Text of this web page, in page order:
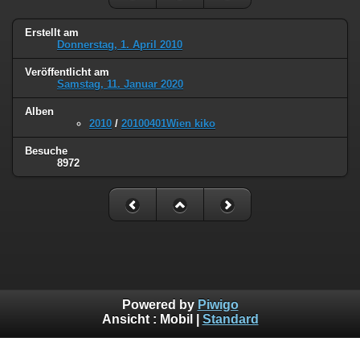
Erstellt am
Donnerstag, 1. April 2010
Veröffentlicht am
Samstag, 11. Januar 2020
Alben
2010 / 20100401Wien kiko
Besuche
8972
Powered by Piwigo
Ansicht : Mobil Standard